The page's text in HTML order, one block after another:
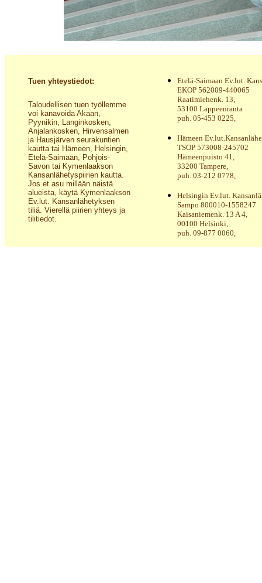
Tuen yhteystiedot:
Taloudellisen tuen työllemme
voi kanavoida Akaan,
Pyynikin, Langinkosken,
Anjalankosken, Hirvensalmen
ja Hausjärven seurakuntien
kautta tai Hämeen, Helsingin,
Etelä-Saimaan, Pohjois-
Savon tai Kymenlaakson
Kansanlähetyspiirien kautta.
Jos et asu millään näistä
alueista, käytä Kymenlaakson
Ev.lut. Kansanlähetyksen
tiliä. Vierellä piirien yhteys ja
tilitiedot.
Etelä-Saimaan Ev.lut.
EKOP 562009-440065
Raatimiehenk. 13,
53100 Lappeenranta
puh. 05-453 0225,
Hämeen
TSOP 573008-245702
Hämeenpuisto 41,
33200 Tampere,
puh. 03-212 0778,
Helsingin Ev.lut.
Sampo 800010-1558247
Kaisaniemenk. 13 A 4,
00100 Helsinki,
puh. 09-877 0060,